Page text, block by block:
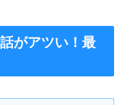
がアツい！最